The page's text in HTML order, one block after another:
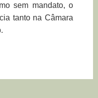
sem mandato, o
tanto na Câmara